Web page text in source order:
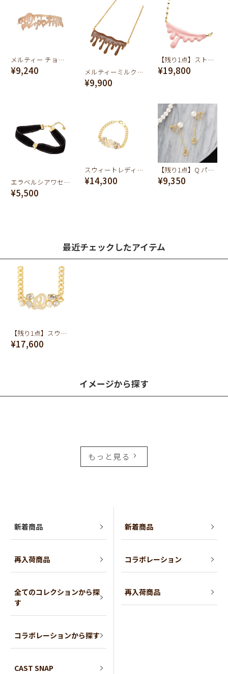
メルティー チョーカー (マットピンクゴールド)
¥9,240 メルティーミルクチョコレート ネックレス
¥9,900
【残り1点】ストロベリー メルト ネックレス
¥19,800
エラベルシアワセ ベルベットリボン チョーカー(ブラック)
¥5,500
スウィートレディ ブレスレット
¥14,300
【残り1点】Q パール イヤリング（クラシック クリスタル）（ペア）
¥9,350
最近チェックしたアイテム
【残り1点】スウィートレディ チョーカー
¥17,600
イメージから探す
もっと見る
新着商品
再入荷商品
全てのコレクションから探
す
コラボレーションから探す
CAST SNAP
新着商品
コラボレーション
再入荷商品